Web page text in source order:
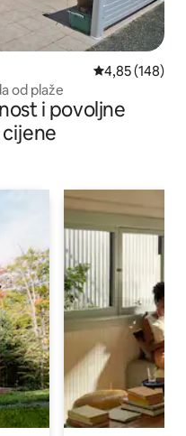
Prosječna
4,85 (148)
od plaže
i povoljne